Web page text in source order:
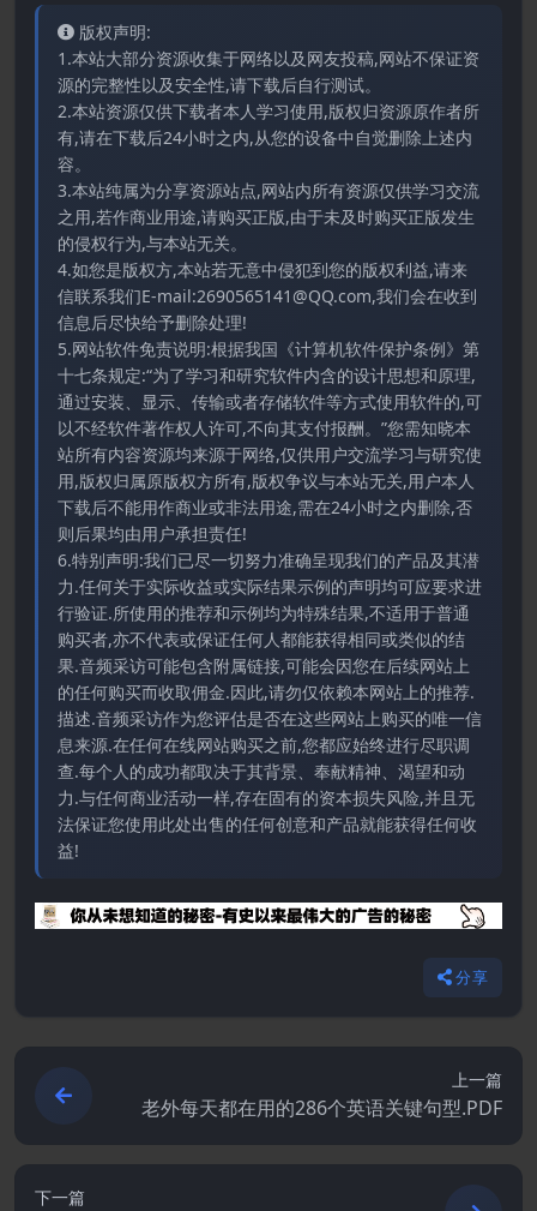
版权声明:
1.本站大部分资源收集于网络以及网友投稿,网站不保证资
源的完整性以及安全性,请下载后自行测试。
2.本站资源仅供下载者本人学习使用,版权归资源原作者所
有,请在下载后24小时之内,从您的设备中自觉删除上述内
容。
3.本站纯属为分享资源站点,网站内所有资源仅供学习交流
之用,若作商业用途,请购买正版,由于未及时购买正版发生
的侵权行为,与本站无关。
4.如您是版权方,本站若无意中侵犯到您的版权利益,请来
信联系我们E-mail:2690565141@QQ.com,我们会在收到
信息后尽快给予删除处理!
5.网站软件免责说明:根据我国《计算机软件保护条例》第
十七条规定:“为了学习和研究软件内含的设计思想和原理,
通过安装、显示、传输或者存储软件等方式使用软件的,可
以不经软件著作权人许可,不向其支付报酬。”您需知晓本
站所有内容资源均来源于网络,仅供用户交流学习与研究使
用,版权归属原版权方所有,版权争议与本站无关,用户本人
下载后不能用作商业或非法用途,需在24小时之内删除,否
则后果均由用户承担责任!
6.特别声明:我们已尽一切努力准确呈现我们的产品及其潜
力.任何关于实际收益或实际结果示例的声明均可应要求进
行验证.所使用的推荐和示例均为特殊结果,不适用于普通
购买者,亦不代表或保证任何人都能获得相同或类似的结
果.音频采访可能包含附属链接,可能会因您在后续网站上
的任何购买而收取佣金.因此,请勿仅依赖本网站上的推荐.
描述.音频采访作为您评估是否在这些网站上购买的唯一信
息来源.在任何在线网站购买之前,您都应始终进行尽职调
查.每个人的成功都取决于其背景、奉献精神、渴望和动
力.与任何商业活动一样,存在固有的资本损失风险,并且无
法保证您使用此处出售的任何创意和产品就能获得任何收
益!
分享
上一篇
老外每天都在用的286个英语关键句型.PDF
下一篇